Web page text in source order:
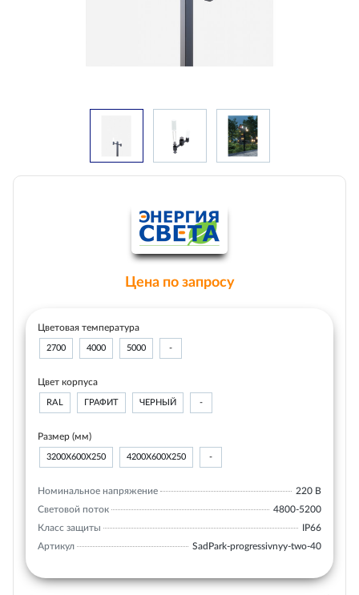
Цена по запросу
Цветовая температура
2700 4000 5000 -
Цвет корпуса
RAL ГРАФИТ ЧЕРНЫЙ -
Размер (мм)
3200Х600Х250 4200Х600Х250 -
Номинальное напряжение
220 В
Световой поток
4800-5200
Класс защиты
IP66
Артикул
SadPark-progressivnyy-two-40